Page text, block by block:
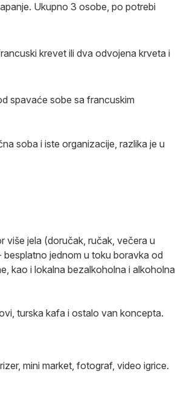
Ukupno 3 osobe, po potrebi
krevet ili dva odvojena krveta i
spavaće sobe sa francuskim
soba i iste organizacije, razlika je u
više jela (doručak, ručak, večera u
jednom u toku boravka od
kao i lokalna bezalkoholna i alkoholna
turska kafa i ostalo van koncepta.
mini market, fotograf, video igrice.